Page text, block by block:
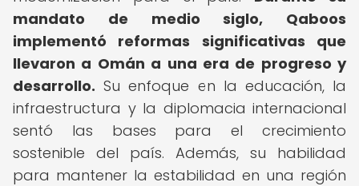
mandato de medio siglo, Qaboos
implementó reformas significativas que
llevaron a Omán a una era de progreso y
desarrollo. Su enfoque en la educación, la
infraestructura y la diplomacia internacional
sentó las bases para el crecimiento
sostenible del país. Además, su habilidad
para mantener la estabilidad en una región